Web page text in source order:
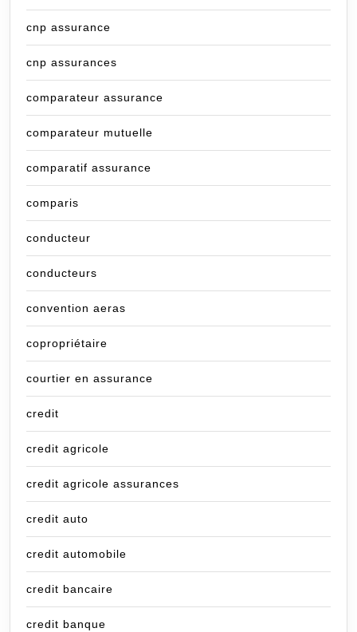
cnp assurance
cnp assurances
comparateur assurance
comparateur mutuelle
comparatif assurance
comparis
conducteur
conducteurs
convention aeras
copropriétaire
courtier en assurance
credit
credit agricole
credit agricole assurances
credit auto
credit automobile
credit bancaire
credit banque